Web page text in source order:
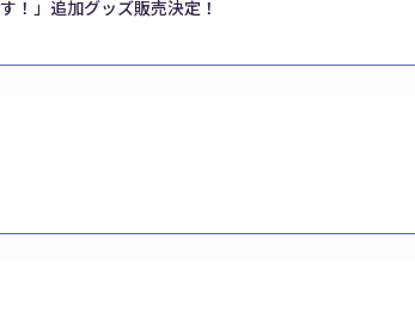
！」追加グッズ販売決定！